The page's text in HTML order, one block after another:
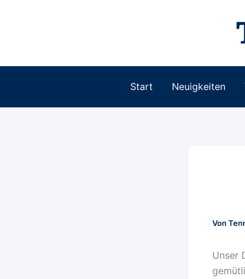
Start Neuigkeiten
Von
Unser